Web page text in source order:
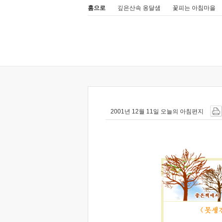
홈으로 깊은산속 옹달샘 꽃피는 아침마을
2001년 12월 11일 오늘의 아침편지